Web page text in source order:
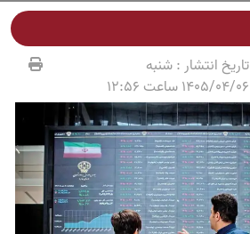
تاریخ انتشار :شنبه
1405/04/06 ساعت 12:56